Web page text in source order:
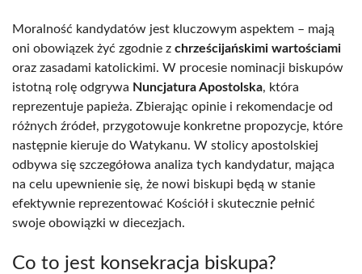
Moralność kandydatów jest kluczowym aspektem – mają
oni obowiązek żyć zgodnie z chrześcijańskimi wartościami
oraz zasadami katolickimi. W procesie nominacji biskupów
istotną rolę odgrywa Nuncjatura Apostolska, która
reprezentuje papieża. Zbierając opinie i rekomendacje od
różnych źródeł, przygotowuje konkretne propozycje, które
następnie kieruje do Watykanu. W stolicy apostolskiej
odbywa się szczegółowa analiza tych kandydatur, mająca
na celu upewnienie się, że nowi biskupi będą w stanie
efektywnie reprezentować Kościół i skutecznie pełnić
swoje obowiązki w diecezjach.
Co to jest konsekracja biskupa?